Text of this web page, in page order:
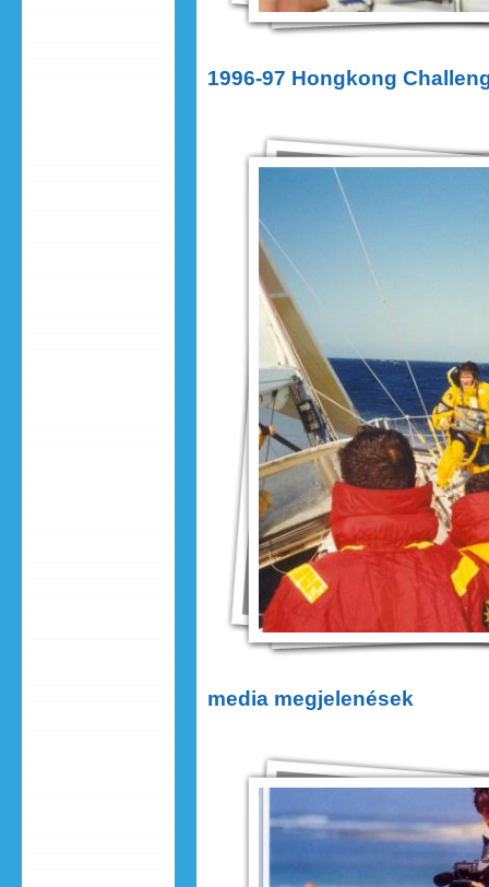
1996-97 Hongkong
media megjelenések